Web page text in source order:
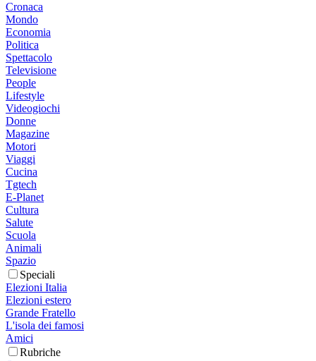
Cronaca
Mondo
Economia
Politica
Spettacolo
Televisione
People
Lifestyle
Videogiochi
Donne
Magazine
Motori
Viaggi
Cucina
Tgtech
E-Planet
Cultura
Salute
Scuola
Animali
Spazio
Speciali
Elezioni Italia
Elezioni estero
Grande Fratello
L'isola dei famosi
Amici
Rubriche